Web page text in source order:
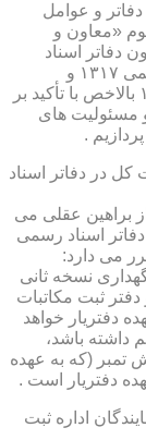
و عوامل
«معاون و
دفاتر اسناد
رسمی مصوب ۱۳۱۶ و آئین نامه دفاتر اسناد رسمی ۱۳۱۷ و
نظامنامه قانون دفاتر اسناد رسمی مصوب ۱۳۱۶ بالاخص با تأكید بر
و مسئولیت های
.
كل در دفاتر اسناد
از براهین عقلی می
اسناد رسمی
نسخه ثانی
ثبت مكاتبات
عهده دفتریار خواهد
داشته باشد،
تمبر (كه به عهده
دفتریار است .
اداره ثبت